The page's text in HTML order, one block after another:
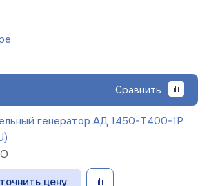
Сравнить
генератор АД 1450-Т400-1Р
цену